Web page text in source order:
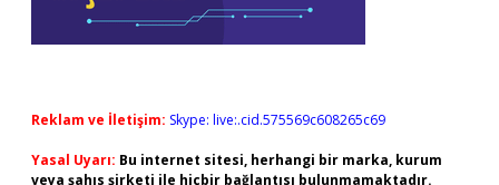
Reklam ve İletişim: Skype: live:.cid.575569c608265c69
Yasal Uyarı: Bu internet sitesi, herhangi bir marka, kurum
veya şahıs şirketi ile hiçbir bağlantısı bulunmamaktadır.